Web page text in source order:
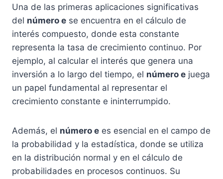
Una de las primeras aplicaciones significativas
del número e se encuentra en el cálculo de
interés compuesto, donde esta constante
representa la tasa de crecimiento continuo. Por
ejemplo, al calcular el interés que genera una
inversión a lo largo del tiempo, el número e juega
un papel fundamental al representar el
crecimiento constante e ininterrumpido.
Además, el número e es esencial en el campo de
la probabilidad y la estadística, donde se utiliza
en la distribución normal y en el cálculo de
probabilidades en procesos continuos. Su